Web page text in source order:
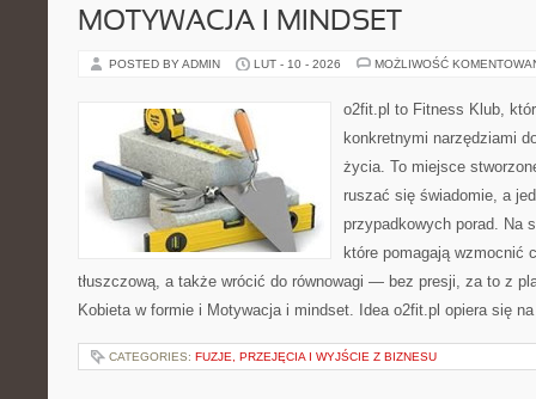
MOTYWACJA I MINDSET
POSTED BY ADMIN LUT - 10 - 2026 MOŻLIWOŚĆ
o2fit.pl to Fitness Klub,
konkretnymi narzędziami
życia. To miejsce
ruszać się świadomie, a
przypadkowych porad. Na
które pomagają wzmocnić
tłuszczową, a także wrócić do równowagi — bez presji, za to z
Kobieta w formie i Motywacja i mindset. Idea o2fit.pl opiera się
CATEGORIES: FUZJE, PRZEJĘCIA I WYJŚCIE Z BIZNESU